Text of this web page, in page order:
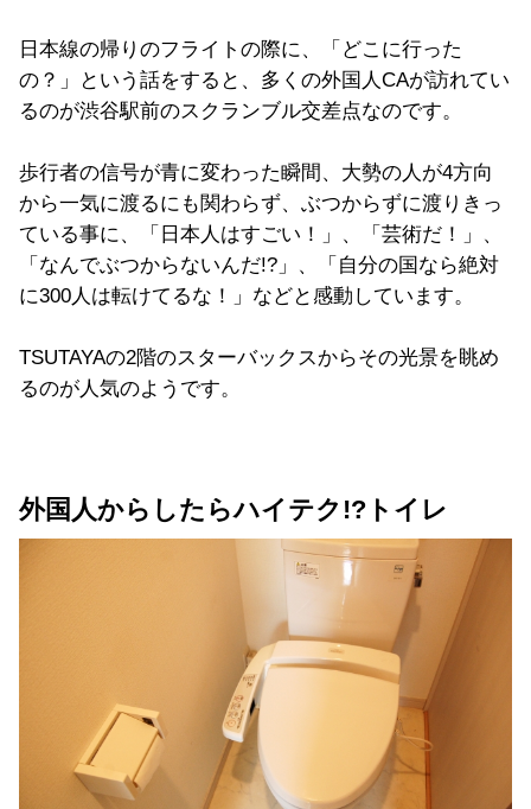
日本線の帰りのフライトの際に、「どこに行った
の？」という話をすると、多くの外国人CAが訪れてい
るのが渋谷駅前のスクランブル交差点なのです。
歩行者の信号が青に変わった瞬間、大勢の人が4方向
から一気に渡るにも関わらず、ぶつからずに渡りきっ
ている事に、「日本人はすごい！」、「芸術だ！」、
「なんでぶつからないんだ!?」、「自分の国なら絶対
に300人は転けてるな！」などと感動しています。
TSUTAYAの2階のスターバックスからその光景を眺め
るのが人気のようです。
外国人からしたらハイテク!?トイレ